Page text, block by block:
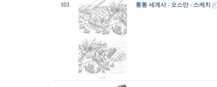
103 통통 세계사 - 오스만 - 스케치